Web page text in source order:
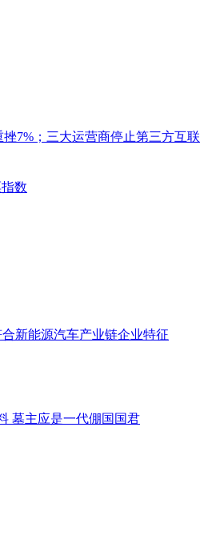
7%；三大运营商停止第三方互
数
新能源汽车产业链企业特征
墓主应是一代倗国国君